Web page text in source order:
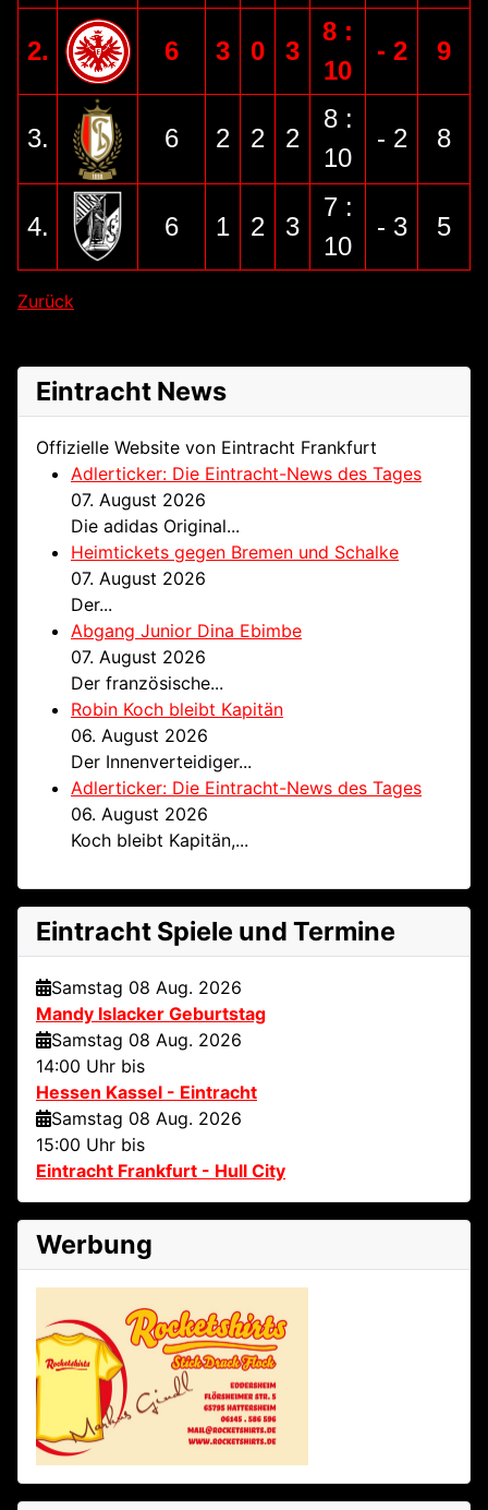
2. 6 3 0 3
8 :
10
- 2 9
3. 6 2 2 2
8 :
10
- 2 8
4. 6 1 2 3
7 :
10
- 3 5
Zurück
Eintracht News
Offizielle Website von Eintracht Frankfurt
Adlerticker: Die Eintracht-News des Tages
07. August 2026
Die adidas Original...
Heimtickets gegen Bremen und Schalke
07. August 2026
Der...
Abgang Junior Dina Ebimbe
07. August 2026
Der französische...
Robin Koch bleibt Kapitän
06. August 2026
Der Innenverteidiger...
Adlerticker: Die Eintracht-News des Tages
06. August 2026
Koch bleibt Kapitän,...
Eintracht Spiele und Termine
Samstag 08 Aug. 2026
Mandy Islacker Geburtstag
Samstag 08 Aug. 2026
14:00 Uhr bis
Hessen Kassel - Eintracht
Samstag 08 Aug. 2026
15:00 Uhr bis
Eintracht Frankfurt - Hull City
Werbung